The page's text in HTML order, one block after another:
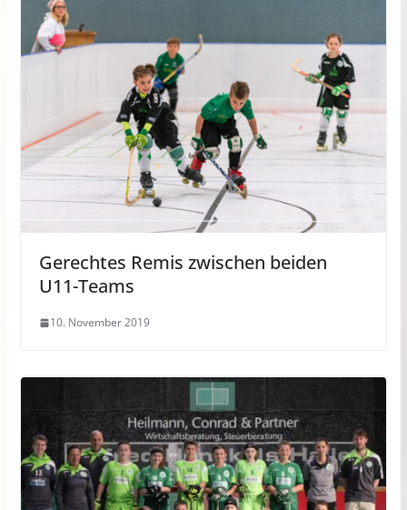
Gerechtes Remis zwischen beiden
U11-Teams
10. November 2019